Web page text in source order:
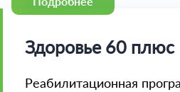
Здоровье 60 плюс
Реабилитационная